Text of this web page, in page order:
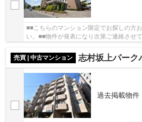
■■こちらのマンション限定でお探しの方
い。■■物件が発表になり次第ご連絡させて
売買 | 中古マンション 志村坂上パーク
過去掲載物件